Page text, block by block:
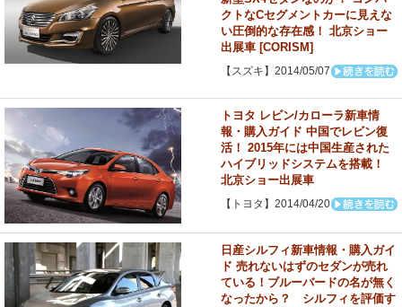
クトなCセグメントカーに見えな
い圧倒的な存在感！ 北京ショー
出展車 [CORISM]
【スズキ】2014/05/07
トヨタ レビン/カローラ新車情
報・購入ガイド 中国でレビン復
活！ 2015年には中国生産された
ハイブリッドシステムを搭載！
北京ショー出展車
【トヨタ】2014/04/20
日産シルフィ新車情報・購入ガイ
ド 売れないはずのセダンが売れ
ている！ブルーバードの名が無く
なったから？ シルフィを評価す